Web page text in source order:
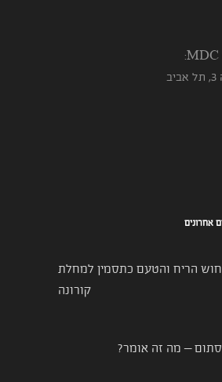
הריח והטעם כתסמין למחלת
קורונה
– מה זה אומר?